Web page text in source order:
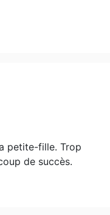
petite-fille. Trop
de succès.